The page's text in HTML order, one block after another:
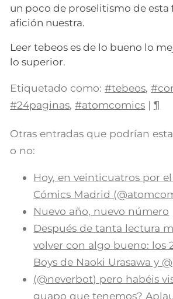
un poco de proselitismo de esta
afición nuestra.
Leer tebeos es de lo bueno lo
lo superior.
Etiquetado como: #tebeos,
#24paginas,#atomcomics |¶
Otras entradas que podrían
o no:
Hoy, en veinticuatros por
Cómics Madrid
Nuevo año, nuevo número
Después de tanta lectura
volver con algo bueno: los
Boys de Naoki Urasawa y
(@neverbot) pero habéis
guapo que tenemos?